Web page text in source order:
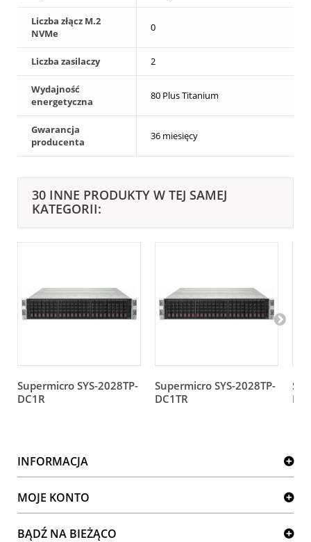
Liczba złącz M.2
NVMe
0
Liczba zasilaczy 2
Wydajność
energetyczna
80 Plus Titanium
Gwarancja
producenta
36 miesięcy
30 INNE PRODUKTY W TEJ SAMEJ
KATEGORII:
Supermicro SYS-2028TP-
DC1R
Supermicro SYS-2028TP-
DC1TR
INFORMACJA
MOJE KONTO
BĄDŹ NA BIEŻĄCO